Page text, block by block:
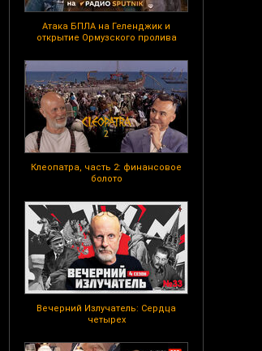
Атака БПЛА на Геленджик и
открытие Ормузского пролива
Клеопатра, часть 2: финансовое
болото
Вечерний Излучатель: Сердца
четырех